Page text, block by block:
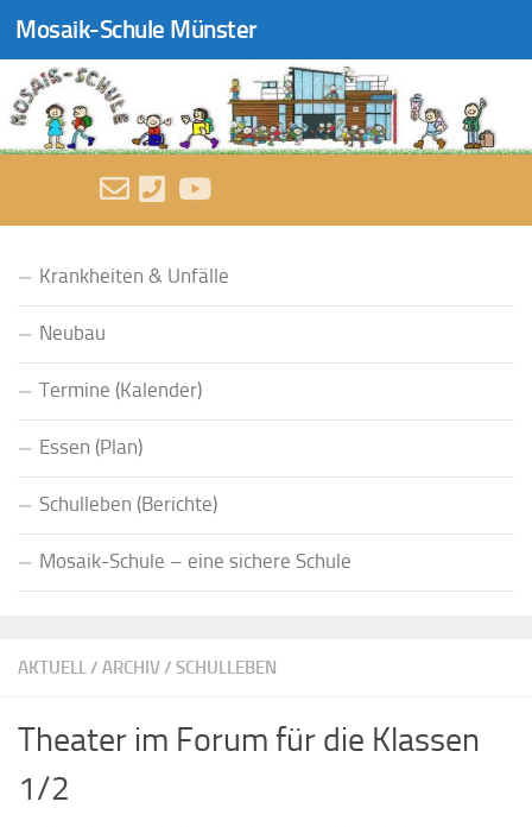
Zum Inhalt springen
Mosaik-Schule Münster
AKTUELL/ ARCHIV/ SCHULLEBEN
Theater im Forum für die Klassen
1/2
Krankheiten & Unfälle
Neubau
Termine (Kalender)
Essen (Plan)
Schulleben (Berichte)
Mosaik-Schule – eine sichere Schule